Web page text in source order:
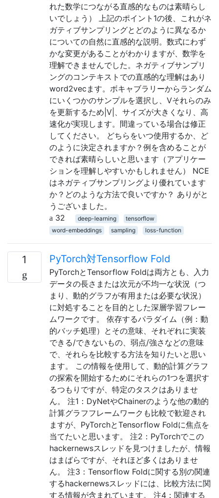
れた数学につながる直感的なものは素晴らし
いでしょう） 上記のポイント1の後、これがネ
ガティブサンプリングとどのように異なるか
についての自然に直感的な説明。数式にわず
かな変更があることがわかりますが、数学を
理解できませんでした。ネガティブサンプリ
ングのコンテキストでの直感的な理解はあり
word2vecます。ボキャブラリーからランダム
にいくつかのサンプルを選択し、Vそれらのみ
を更新するため|V|、サイズが大きくなり、高
速化が実現します。間違っている場合は修正
してください。 どちらをいつ使用するか、ど
のように決定されますか？例を含めることが
できれば素晴らしいと思います（アプリケー
ションを理解しやすいかもしれません） NCE
はネガティブサンプリングより優れています
か？どのような方法で良いですか？ ありがと
うございました。
32
deep-learning
tensorflow
word-embeddings
sampling loss-function
1 PyTorch対Tensorflow Fold
PyTorchとTensorflow Foldは両方とも、入力
データの長さまたは次元が不均一な状況（つ
まり、動的グラフが有用または必要な状況）
に対処することを目的とした深層学習フレー
ムワークです。 依存するパラダイム（例：動
的バッチ処理）とその意味、それぞれに実装
できる/できないもの、弱点/強さなどの意味
で、それらを比較する方法を知りたいと思い
ます。 この情報を使用して、動的計算グラフ
の探索を開始するためにそれらの1つを選択す
るつもりですが、特定のタスクはありませ
ん。 注1：DyNetやChainerのような他の動的
計算グラフフレームワークも比較で歓迎され
ますが、PyTorchとTensorflow Foldに焦点を
当てたいと思います。 注2：PyTorchでこの
hackernewsスレッドを見つけましたが、情報
はまばらですが、それほど多くはありませ
ん。 注3：Tensorflow Foldに関する別の関連
するhackernewsスレッドには、比較方法に関
する情報が含まれています。 注4：関連する